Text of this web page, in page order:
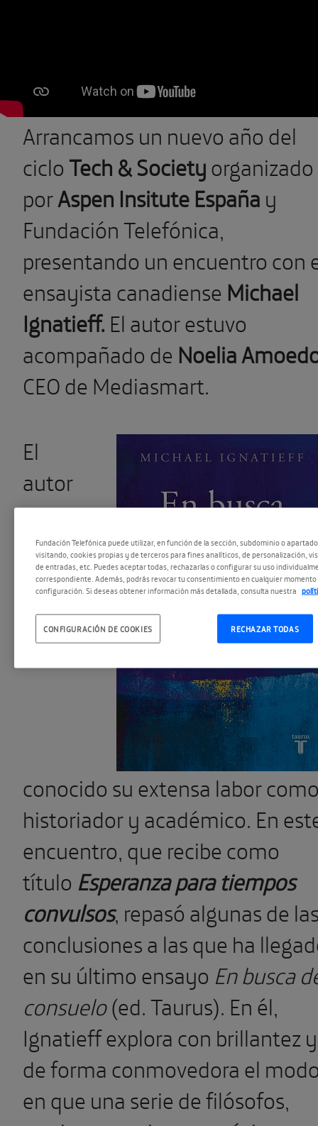
Arrancamos un nuevo año del
cicloTech & Societyorganizado
porAspen Insitute Españay
Fundación Telefónica,
presentando un encuentro con
ensayista canadiense Michael
Ignatieff. El autor estuvo
acompañado de Noelia
CEO de Mediasmart.
El
autor
es
conocido su extensa labor
historiador y académico. En
encuentro, que recibe como
título Esperanza para tiempos
convulsos, repasó algunas de
conclusiones a las que ha
en su último ensayo En busca
consuelo(ed. Taurus). En él,
Ignatieff explora con brillantez y
de forma conmovedora el
en que una serie de filósofos,
Fundación Telefónica puede utilizar, en función de la sección, subdominio o
visitando, cookies propias y de terceros para fines analíticos, de personalización,
de entradas, etc. Puedes aceptar todas, rechazarlas o configurar su uso
correspondiente. Además, podrás revocar tu consentimiento en cualquier momento
configuración. Si deseas obtener información más detallada, consulta nuestra
RECHAZAR TODAS
CONFIGURACIÓN DE COOKIES